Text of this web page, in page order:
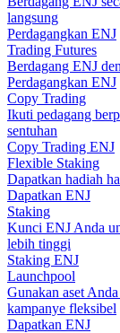
langsung
Perdagangkan ENJ
Trading Futures
Berdagang ENJ
Perdagangkan ENJ
Copy Trading
Ikuti pedagang
sentuhan
Copy Trading ENJ
Flexible Staking
Dapatkan hadiah
Dapatkan ENJ
Staking
Kunci ENJ Anda
lebih tinggi
Staking ENJ
Launchpool
Gunakan aset
kampanye fleksibel
Dapatkan ENJ